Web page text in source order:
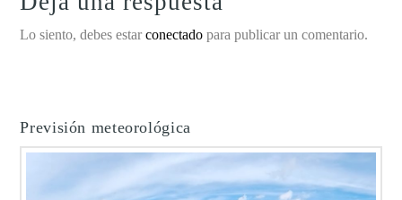
Lo siento, debes estarconectado para publicar un comentario.
Previsión meteorológica